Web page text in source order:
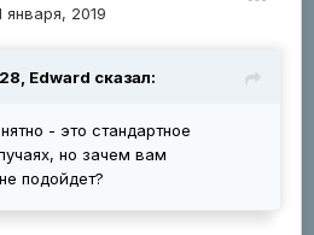
января, 2019
Edward сказал:
- это стандартное
но зачем вам
подойдет?